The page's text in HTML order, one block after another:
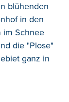
blühenden
in den
im Schnee
die "Plose"
ganz in